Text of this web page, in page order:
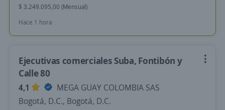
$ 3.249.095,00 (Mensual)
Hace 1 hora
Ejecutivas comerciales Suba, Fontibón y
Calle 80
4,1
MEGA GUAY COLOMBIA SAS
Bogotá, D.C., Bogotá, D.C.